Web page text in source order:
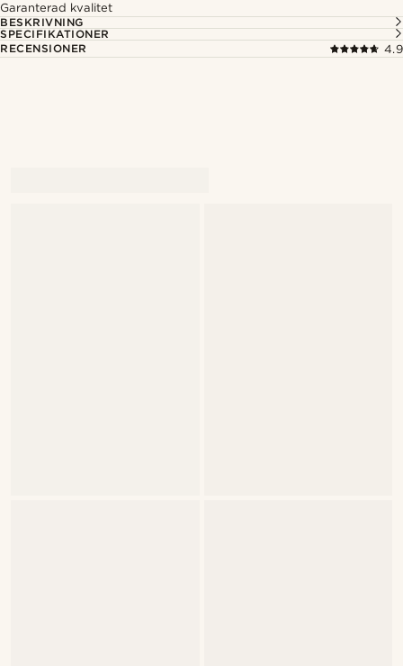
Garanterad kvalitet
BESKRIVNING
SPECIFIKATIONER
RECENSIONER
4.9